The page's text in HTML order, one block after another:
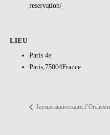
reservation/
LIEU
Paris 4e
Paris,75004France
Joyeux anniversaire,